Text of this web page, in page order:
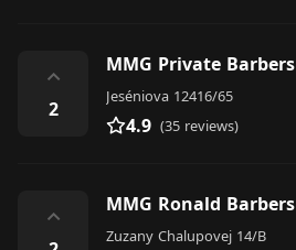
⌃
2
MMG Private Barbers
Jeséniova 12416/65
4.9 (35 reviews)
⌃
MMG Ronald Barbers
Zuzany Chalupovej 14/B